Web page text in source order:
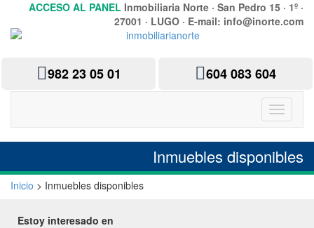
ACCESO AL PANEL Inmobiliaria Norte · San Pedro 15 · 1º ·
27001 · LUGO · E-mail: info@inorte.com
982 23 05 01 604 083 604
Inmuebles disponibles
Inicio > Inmuebles disponibles
Estoy interesado en